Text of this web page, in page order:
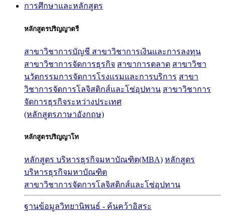
การศึกษาและหลักสูตร
หลักสูตรปริญญาตรี
สาขาวิชาการบัญชี สาขาวิชาการเงินและการลงทุน
สาขาวิชาการจัดการธุรกิจ สาขาการตลาด สาขาวิชา
นวัตกรรมการจัดการโรงแรมและการบริการ สาขา
วิชาการจัดการโลจิสติกส์และโซ่อุปทาน สาขาวิชาการ
จัดการธุรกิจระหว่างประเทศ
(หลักสูตรภาษาอังกฤษ)
หลักสูตรปริญญาโท
หลักสูตร บริหารธุรกิจมหาบัณฑิต(MBA) หลักสูตร
บริหารธุรกิจมหาบัณฑิต
สาขาวิชาการจัดการโลจิสติกส์และโซ่อุปทาน
ฐานข้อมูลวิทยานิพนธ์ - ค้นคว้าอิสระ